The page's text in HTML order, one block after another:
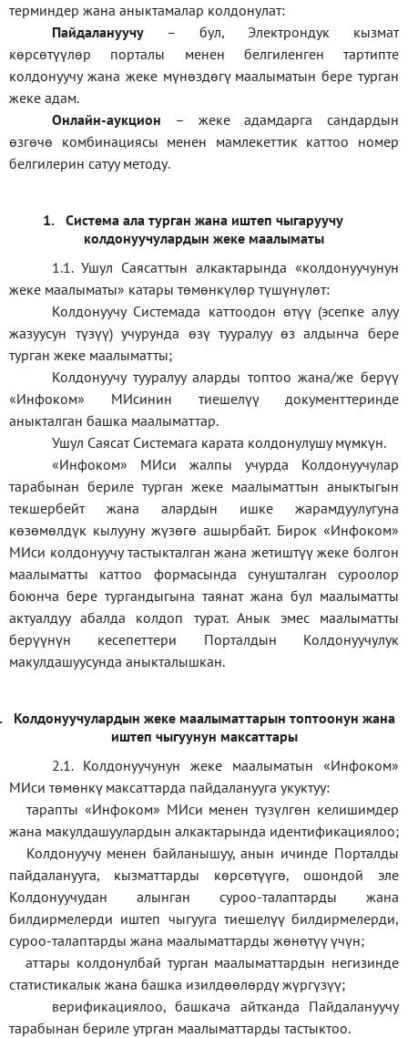
терминдер жана аныктамалар колдонулат:
Пайдалануучу – бул, Электрондук кызмат
көрсөтүүлөр порталы менен белгиленген тартипте
колдонуучу жана жеке мүнөздөгү маалыматын бере турган
жеке адам.
Онлайн-аукцион – жеке адамдарга сандардын
өзгөчө комбинациясы менен мамлекеттик каттоо номер
белгилерин сатуу методу.
1. Система ала турган жана иштеп чыгаруучу
колдонуучулардын жеке маалыматы
1.1. Ушул Саясаттын алкактарында«колдонуучунун
жеке маалыматы» катары төмөнкүлөр түшүнүлөт:
Колдонуучу Системада каттоодон өтүү (эсепке алуу
жазуусун түзүү) учурунда өзү тууралуу өз алдынча бере
турган жеке маалыматты;
Колдонуучу тууралуу аларды топтоо жана/же берүү
«Инфоком» МИсинин тиешелүү документтеринде
аныкталган башка маалыматтар.
Ушул Саясат Системага карата колдонулушу мүмкүн.
«Инфоком» МИси жалпы учурда Колдонуучулар
тарабынан бериле турган жеке маалыматтын аныктыгын
текшербейт жана алардын ишке жарамдуулугуна
көзөмөлдүк кылууну жүзөгө ашырбайт. Бирок «Инфоком»
МИси колдонуучу тастыкталган жана жетиштүү жеке болгон
маалыматты каттоо формасында сунушталган суроолор
боюнча бере тургандыгына таянат жана бул маалыматты
актуалдуу абалда колдоп турат. Анык эмес маалыматты
берүүнүн кесепеттери Порталдын Колдонуучулук
макулдашуусунда аныкталышкан.
Колдонуучулардын жеке маалыматтарын топтоонун жана
иштеп чыгуунун максаттары
2.1. Колдонуучунун жеке маалыматын «Инфоком»
МИси төмөнкү максаттарда пайдаланууга укуктуу:
тарапты «Инфоком» МИси менен түзүлгөн келишимдер
жана макулдашуулардын алкактарында идентификациялоо;
Колдонуучу менен байланышуу, анын ичинде Порталды
пайдаланууга, кызматтарды көрсөтүүгө, ошондой эле
Колдонуучудан алынган суроо-талаптарды жана
билдирмелерди иштеп чыгууга тиешелүү билдирмелерди,
суроо-талаптарды жана маалыматтарды жөнөтүү үчүн;
аттары колдонулбай турган маалыматтардын негизинде
статистикалык жана башка изилдөөлөрдү жүргүзүү;
верификациялоо,башкача айтканда Пайдалануучу
тарабынан бериле утрган маалыматтарды тастыктоо.